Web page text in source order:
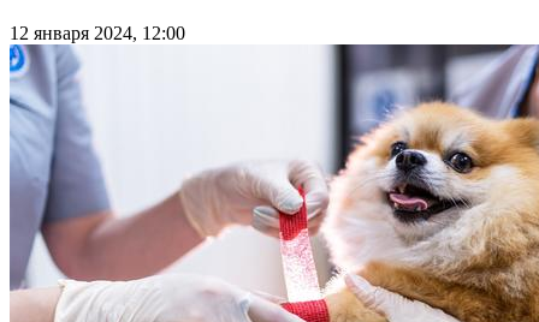
12 января 2024, 12:00